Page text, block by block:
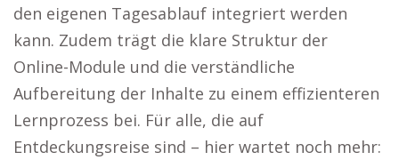
den eigenen Tagesablauf integriert werden
kann. Zudem trägt die klare Struktur der
Online-Module und die verständliche
Aufbereitung der Inhalte zu einem effizienteren
Lernprozess bei. Für alle, die auf
Entdeckungsreise sind – hier wartet noch mehr: